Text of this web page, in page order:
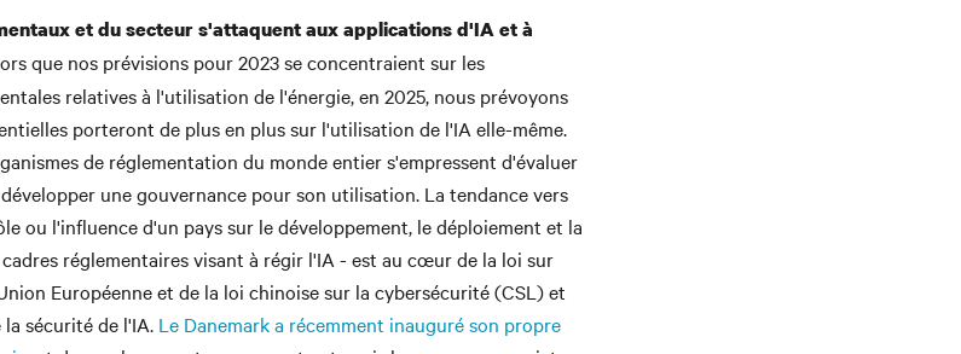
et du secteur s'attaquent aux applications d'IA et à
que nos prévisions pour 2023 se concentraient sur les
relatives à l'utilisation de l'énergie, en 2025, nous prévoyons
porteront de plus en plus sur l'utilisation de l'IA elle-même.
de réglementation du monde entier s'empressent d'évaluer
une gouvernance pour son utilisation. La tendance vers
ou l'influence d'un pays sur le développement, le déploiement et la
réglementaires visant à régir l'IA - est au cœur de la loi sur
Européenne et de la loi chinoise sur la cybersécurité (CSL) et
sécurité de l'IA. Le Danemark a récemment inauguré son propre